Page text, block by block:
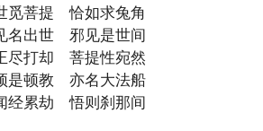
觅菩提 恰如求兔角
名出世 邪见是世间
尽打却 菩提性宛然
是顿教 亦名大法船
经累劫 悟则刹那间